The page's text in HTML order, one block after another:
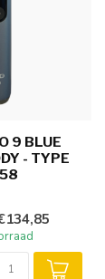
9 BLUE
- TYPE